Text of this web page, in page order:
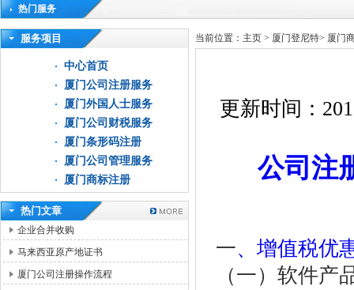
热门服务
高新技术企业认定审计|企业所得税汇算清缴申报鉴证
服务项目
中心首页
厦门公司注册服务
厦门外国人士服务
厦门公司财税服务
厦门条形码注册
厦门公司管理服务
厦门商标注册
热门文章
企业合并收购
马来西亚原产地证书
厦门公司注册操作流程
当前位置： 主页 > 厦门登尼特> 厦门
更新时间：
公司注
一、增值税优
（一）软件产